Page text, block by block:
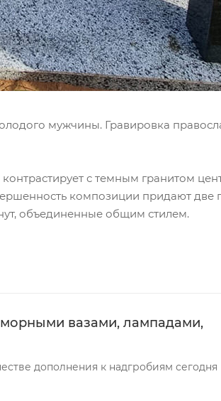
мужчины. Гравировка
с темным гранитом
композиции придают две
объединенные общим стилем.
вазами, лампадами,
дополнения к надгробиям сегодня